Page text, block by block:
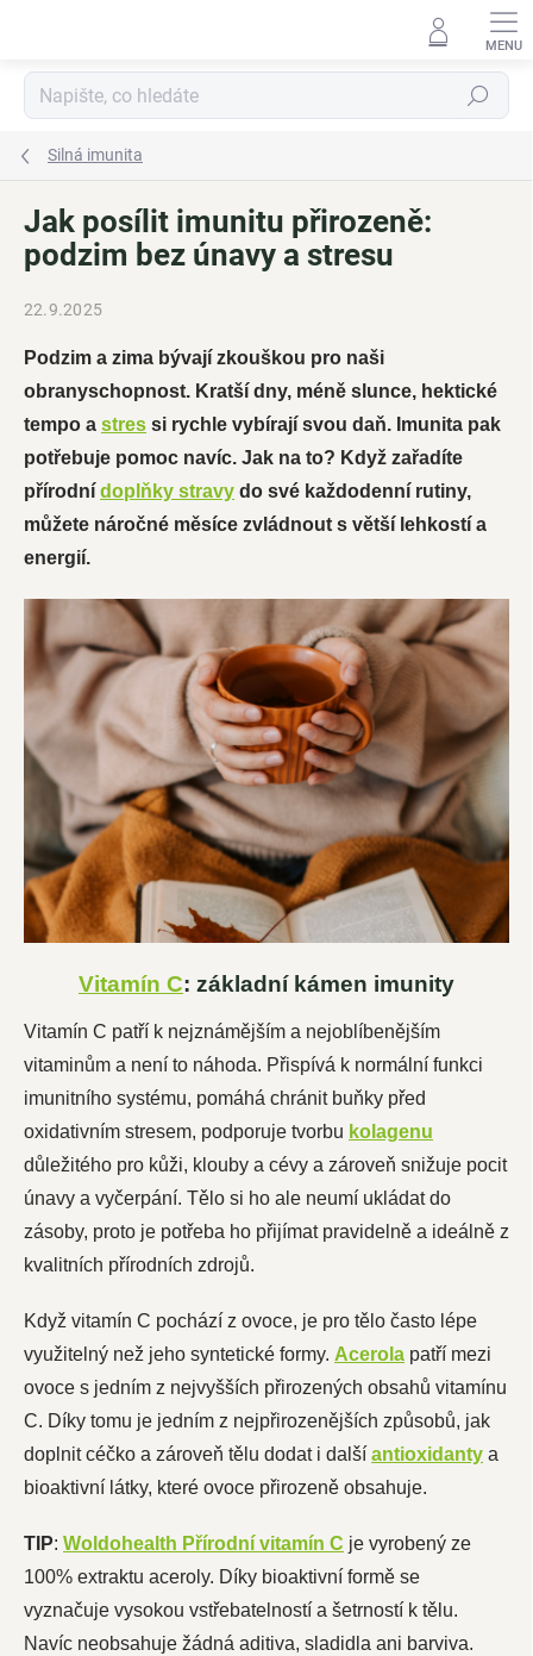
Hledat
Silná imunita
Jak posílit imunitu přirozeně:
podzim bez únavy a stresu
22.9.2025
Podzim a zima bývají zkouškou pro naši
obranyschopnost. Kratší dny, méně slunce, hektické
tempo a stres si rychle vybírají svou daň. Imunita pak
potřebuje pomoc navíc. Jak na to? Když zařadíte
přírodní doplňky stravy do své každodenní rutiny,
můžete náročné měsíce zvládnout s větší lehkostí a
energií.
Vitamín C: základní kámen imunity
Vitamín C patří k nejznámějším a nejoblíbenějším
vitaminům a není to náhoda. Přispívá k normální funkci
imunitního systému, pomáhá chránit buňky před
oxidativním stresem, podporuje tvorbu kolagenu
důležitého pro kůži, klouby a cévy a zároveň snižuje pocit
únavy a vyčerpání. Tělo si ho ale neumí ukládat do
zásoby, proto je potřeba ho přijímat pravidelně a ideálně z
kvalitních přírodních zdrojů.
Když vitamín C pochází z ovoce, je pro tělo často lépe
využitelný než jeho syntetické formy. Acerola patří mezi
ovoce s jedním z nejvyšších přirozených obsahů vitamínu
C. Díky tomu je jedním z nejpřirozenějších způsobů, jak
doplnit céčko a zároveň tělu dodat i další antioxidanty a
bioaktivní látky, které ovoce přirozeně obsahuje.
TIP: Woldohealth Přírodní vitamín C je vyrobený ze
100% extraktu aceroly. Díky bioaktivní formě se
vyznačuje vysokou vstřebatelností a šetrností k tělu.
Navíc neobsahuje žádná aditiva, sladidla ani barviva.